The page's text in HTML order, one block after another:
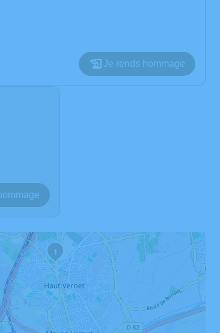
Je rends hommage
1